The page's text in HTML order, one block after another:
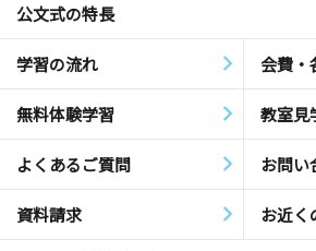
公文式の特長
学習の流れ 会費・
無料体験学習 教室見
よくあるご質問 お問い
資料請求 お近く